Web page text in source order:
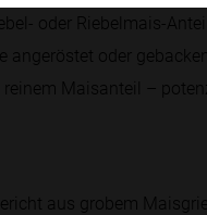
oder Riebelmais-
angeröstet oder
Maisanteil –
aus grobem